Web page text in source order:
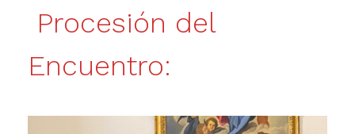
Procesión del
Encuentro: